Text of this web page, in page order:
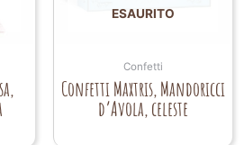
ESAURITO
Confetti
Confetti Maxtris, Mandoricci
d’Avola, celeste